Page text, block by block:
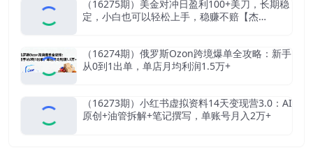
（16275期）美金对冲日盈利100+美刀，长期稳
定，小白也可以轻松上手，稳赚不赔【杰…
（16274期）俄罗斯Ozon跨境爆单全攻略：新手
从0到1出单，单店月均利润1.5万+
（16273期）小红书虚拟资料14天变现营3.0：AI
原创+油管拆解+笔记撰写，单账号月入2万+